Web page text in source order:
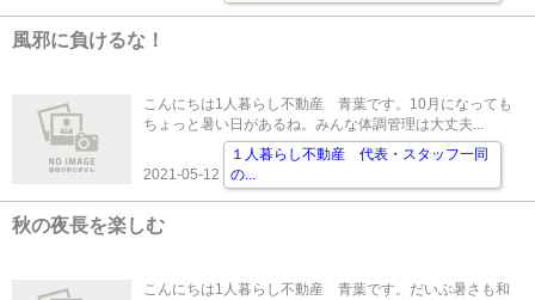
風邪に負けるな！
こんにちは1人暮らし不動産 青葉です。10月になっても
ちょっと暑い日があるね。みんな体調管理は大丈夫...
2021-05-12
１人暮らし不動産 代表・スタッフ一同
の...
秋の夜長を楽しむ
こんにちは1人暮らし不動産 青葉です。だいぶ暑さも和